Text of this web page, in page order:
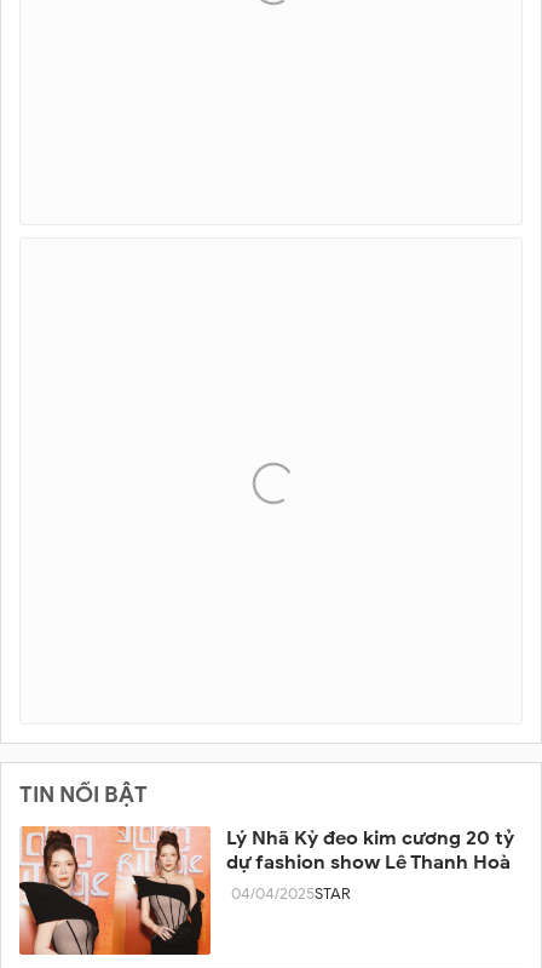
TIN NỔI BẬT
Lý Nhã Kỳ đeo kim cương 20 tỷ
dự fashion show Lê Thanh Hoà
04/04/2025STAR